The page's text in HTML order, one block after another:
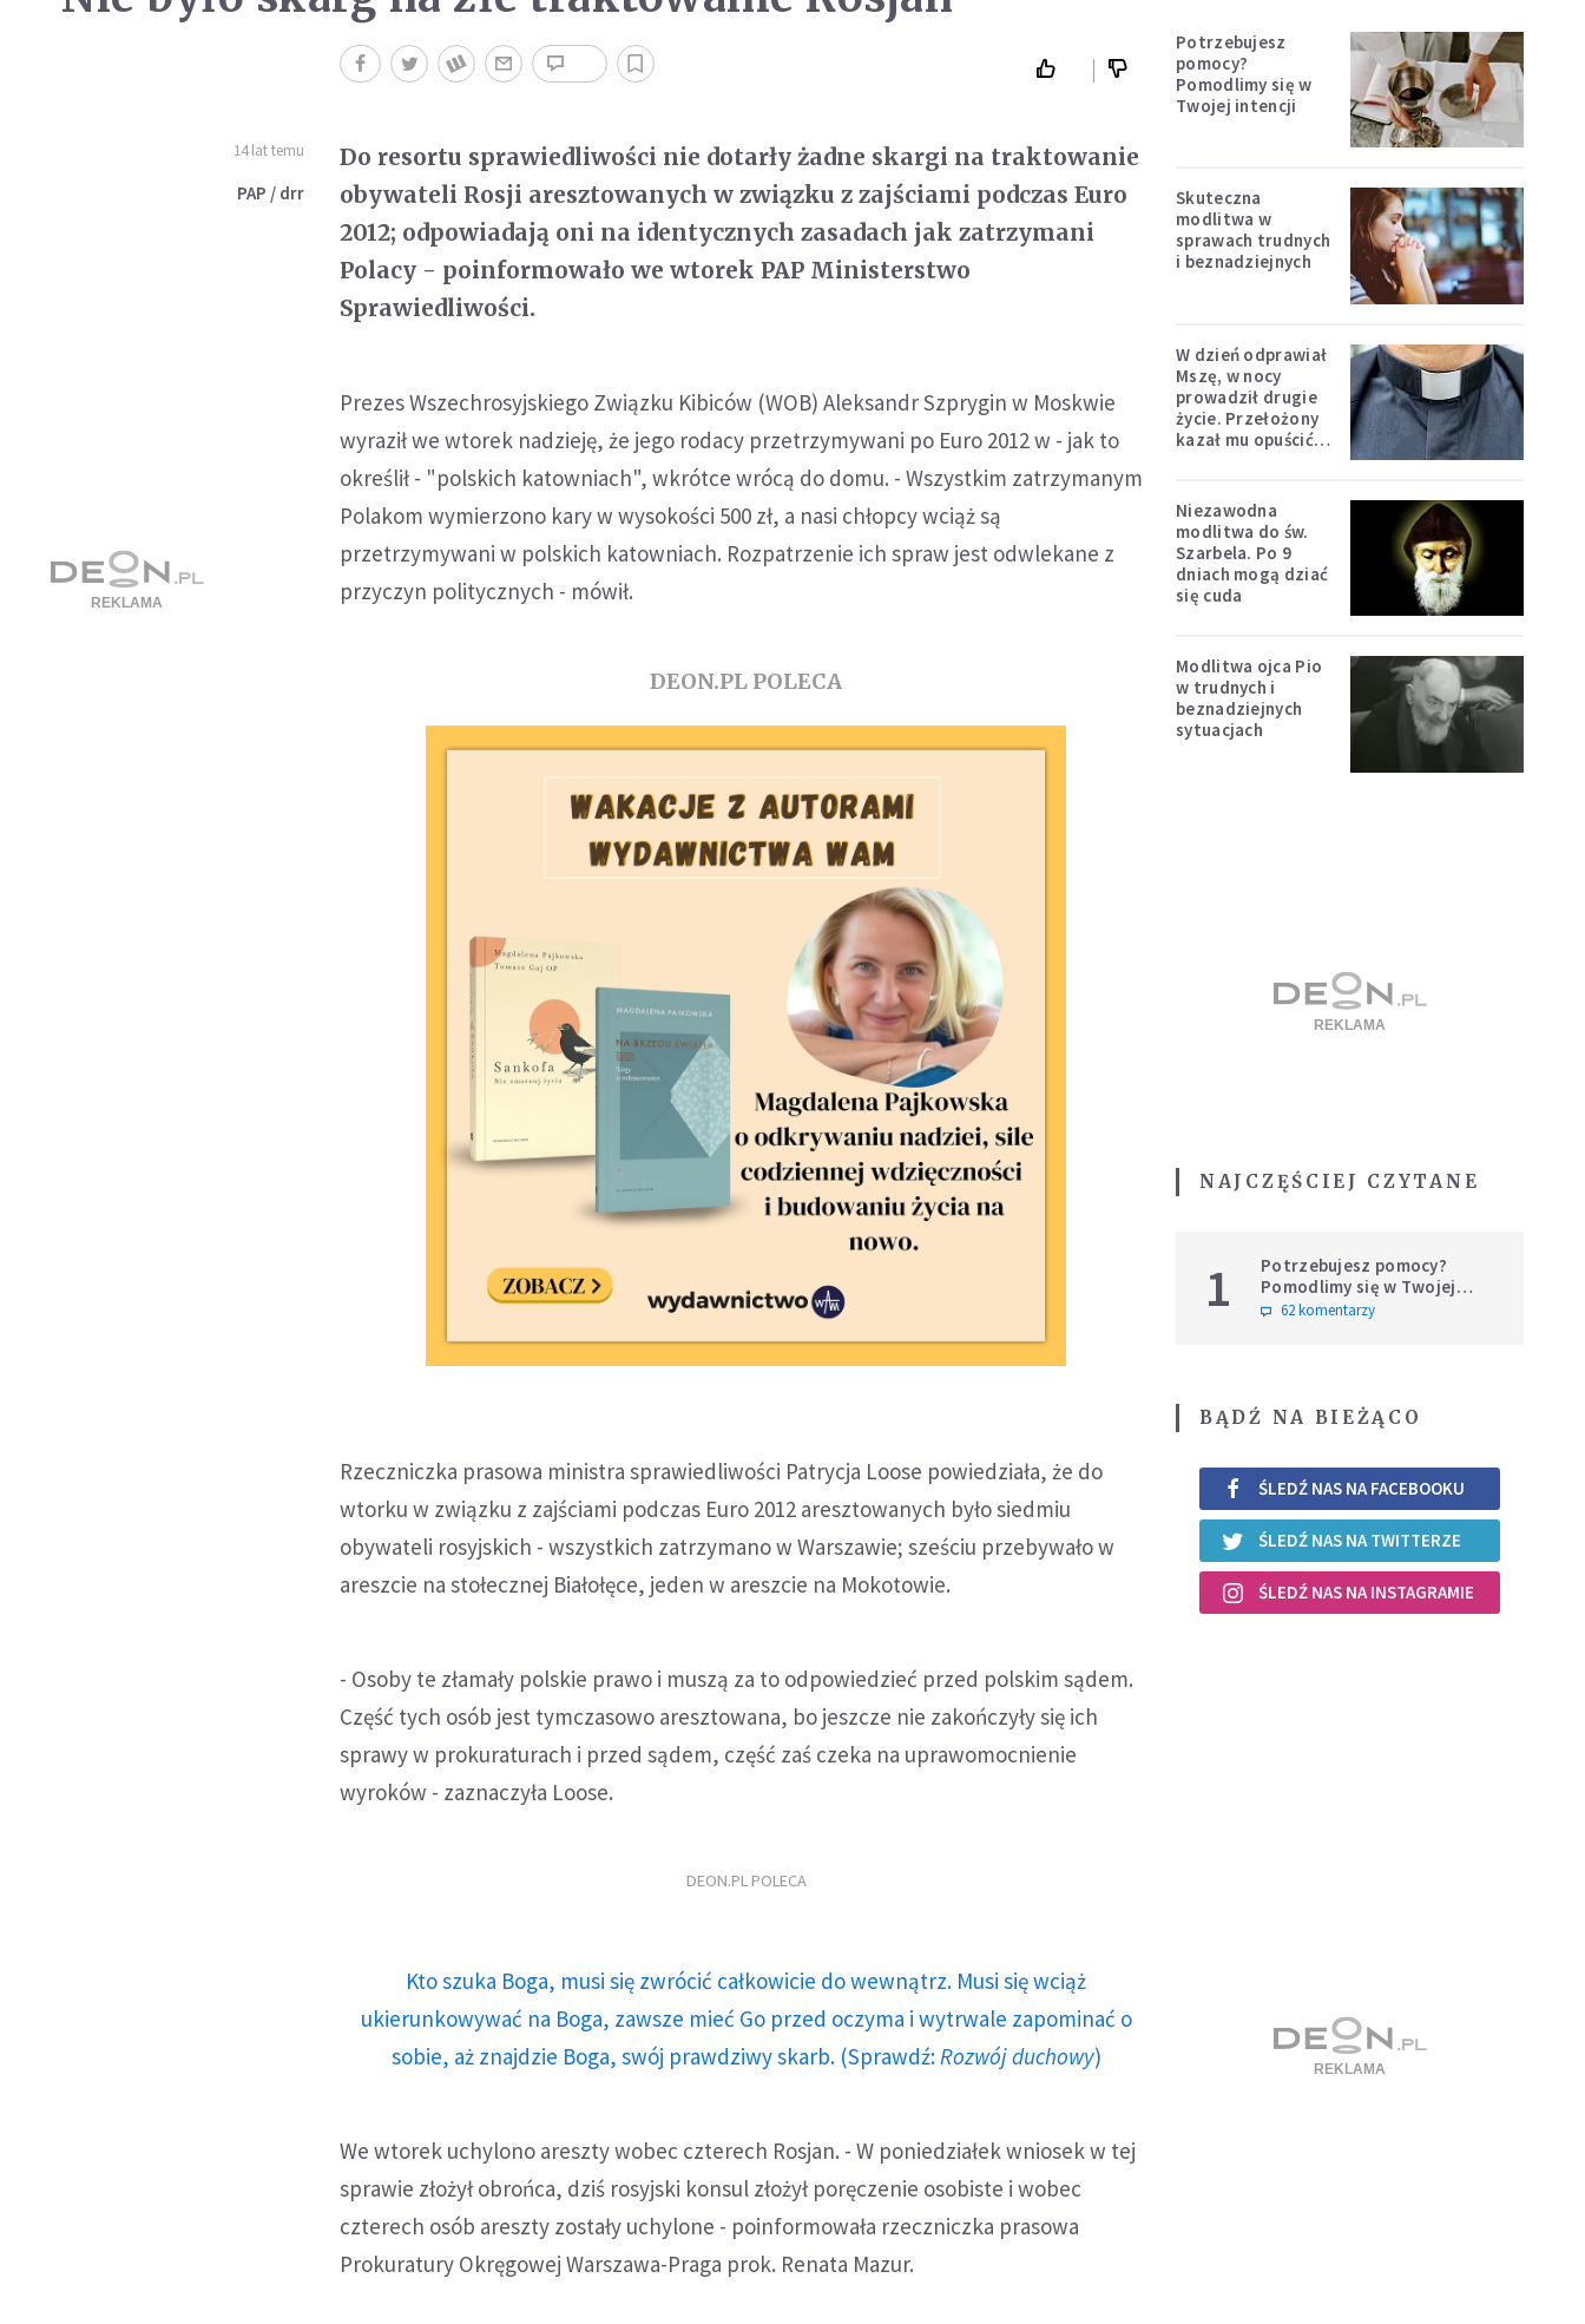
14 lat temu
PAP / drr
Do resortu sprawiedliwości nie dotarły żadne skargi na traktowanie
obywateli Rosji aresztowanych w związku z zajściami podczas Euro
2012; odpowiadają oni na identycznych zasadach jak zatrzymani
Polacy - poinformowało we wtorek PAP Ministerstwo
Sprawiedliwości.
Prezes Wszechrosyjskiego Związku Kibiców (WOB) Aleksandr Szprygin w Moskwie
wyraził we wtorek nadzieję, że jego rodacy przetrzymywani po Euro 2012 w - jak to
określił - "polskich katowniach", wkrótce wrócą do domu. - Wszystkim zatrzymanym
Polakom wymierzono kary w wysokości 500 zł, a nasi chłopcy wciąż są
przetrzymywani w polskich katowniach. Rozpatrzenie ich spraw jest odwlekane z
przyczyn politycznych - mówił.
DEON.PL POLECA
Rzeczniczka prasowa ministra sprawiedliwości Patrycja Loose powiedziała, że do
wtorku w związku z zajściami podczas Euro 2012 aresztowanych było siedmiu
obywateli rosyjskich - wszystkich zatrzymano w Warszawie; sześciu przebywało w
areszcie na stołecznej Białołęce, jeden w areszcie na Mokotowie.
- Osoby te złamały polskie prawo i muszą za to odpowiedzieć przed polskim sądem.
Część tych osób jest tymczasowo aresztowana, bo jeszcze nie zakończyły się ich
sprawy w prokuraturach i przed sądem, część zaś czeka na uprawomocnienie
wyroków - zaznaczyła Loose.
DEON.PL POLECA
Kto szuka Boga, musi się zwrócić całkowicie do wewnątrz. Musi się wciąż
ukierunkowywać na Boga, zawsze mieć Go przed oczyma i wytrwale zapominać o
sobie, aż znajdzie Boga, swój prawdziwy skarb. (Sprawdź:Rozwój duchowy)
We wtorek uchylono areszty wobec czterech Rosjan. - W poniedziałek wniosek w tej
sprawie złożył obrońca, dziś rosyjski konsul złożył poręczenie osobiste i wobec
czterech osób areszty zostały uchylone - poinformowała rzeczniczka prasowa
Prokuratury Okręgowej Warszawa-Praga prok. Renata Mazur.
Potrzebujesz
pomocy?
Pomodlimy się w
Twojej intencji
Skuteczna
modlitwa w
sprawach trudnych
i beznadziejnych
W dzień odprawiał
Mszę, w nocy
prowadził drugie
życie. Przełożony
kazał mu opuścić
Niezawodna
modlitwa do św.
Szarbela. Po 9
dniach mogą dziać
się cuda
Modlitwa ojca Pio
w trudnych i
beznadziejnych
sytuacjach
NAJCZĘŚCIEJ CZYTANE
1
Potrzebujesz pomocy?
Pomodlimy się w Twojej
intencji
62 komentarzy
BĄDŹ NA BIEŻĄCO
ŚLEDŹ NAS NA FACEBOOKU
ŚLEDŹ NAS NA TWITTERZE
ŚLEDŹ NAS NA INSTAGRAMIE